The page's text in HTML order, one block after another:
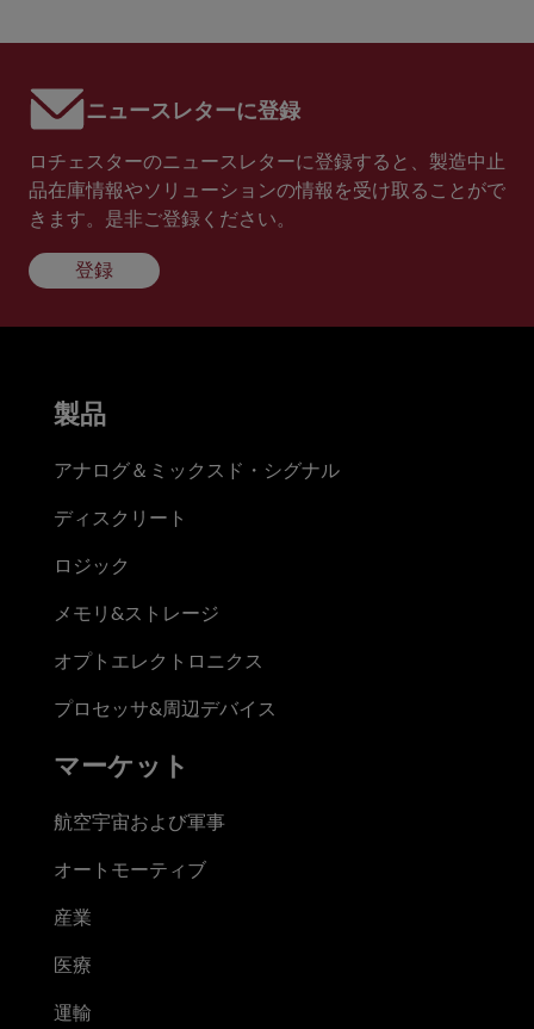
ニュースレターに登録
ロチェスターのニュースレターに登録すると、製造中止
品在庫情報やソリューションの情報を受け取ることがで
きます。是非ご登録ください。
登録
製品
アナログ＆ミックスド・シグナル
ディスクリート
ロジック
メモリ&ストレージ
オプトエレクトロニクス
プロセッサ&周辺デバイス
マーケット
航空宇宙および軍事
オートモーティブ
産業
医療
運輸